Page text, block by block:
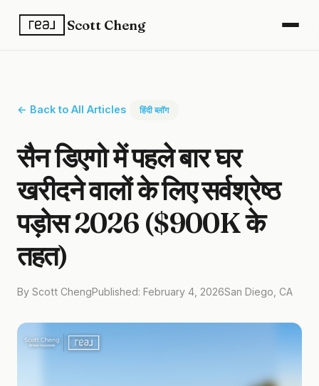
Scott Cheng
← Back to All Articles हिंदी ब्लॉग
सैन डिएगो में पहले बार घर
खरीदने वालों के लिए सर्वश्रेष्ठ
पड़ोस 2026 ($900K के
तहत)
By Scott ChengPublished: February 4, 2026San Diego, CA